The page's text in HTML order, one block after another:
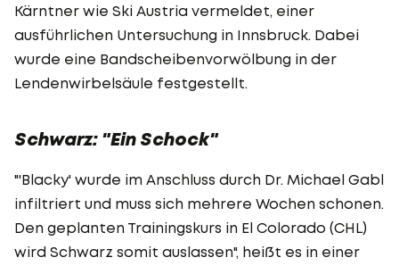
Kärntner wie Ski Austria vermeldet, einer
ausführlichen Untersuchung in Innsbruck. Dabei
wurde eine Bandscheibenvorwölbung in der
Lendenwirbelsäule festgestellt.
Schwarz: "Ein Schock"
"'Blacky' wurde im Anschluss durch Dr. Michael Gabl
infiltriert und muss sich mehrere Wochen schonen.
Den geplanten Trainingskurs in El Colorado (CHL)
wird Schwarz somit auslassen", heißt es in einer